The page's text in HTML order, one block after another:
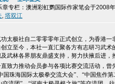
专栏：澳洲彩虹鹦国际作家笔会于2008
, 塔双江
太极社自二零零零年正式创立，为香港
创立至今，本社一直汇聚各方有志研习武
武林各界朋友鼎盛支持，努力扶掖后进，
致力推动会员参与各项比赛交流活动，
国珠海国际太极拳交流大会”、“中国焦作